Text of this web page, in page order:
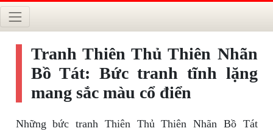
Tranh Thiên Thủ Thiên Nhãn
Bồ Tát: Bức tranh tĩnh lặng
mang sắc màu cổ điển
Những bức tranh Thiên Thủ Thiên Nhãn Bồ Tát